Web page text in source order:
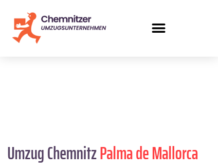
Umzug ChemnitzPalma de Mallorca